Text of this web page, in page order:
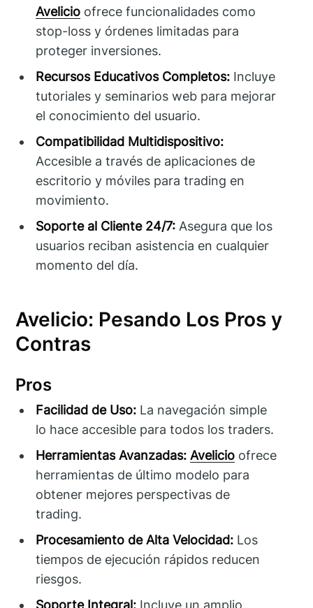
Avelicio ofrece funcionalidades como
stop-loss y órdenes limitadas para
proteger inversiones.
Recursos Educativos Completos: Incluye
tutoriales y seminarios web para mejorar
el conocimiento del usuario.
Compatibilidad Multidispositivo:
Accesible a través de aplicaciones de
escritorio y móviles para trading en
movimiento.
Soporte al Cliente 24/7: Asegura que los
usuarios reciban asistencia en cualquier
momento del día.
Avelicio: Pesando Los Pros y
Contras
Pros
Facilidad de Uso: La navegación simple
lo hace accesible para todos los traders.
Herramientas Avanzadas: Avelicio ofrece
herramientas de último modelo para
obtener mejores perspectivas de
trading.
Procesamiento de Alta Velocidad: Los
tiempos de ejecución rápidos reducen
riesgos.
Soporte Integral: Incluye un amplio